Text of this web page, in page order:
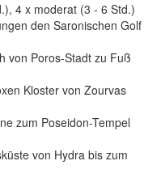
4 x moderat (3 - 6 Std.)
den Saronischen Golf
von Poros-Stadt zu Fuß
Kloster von Zourvas
zum Poseidon-Tempel
von Hydra bis zum
aktiv auf Poros